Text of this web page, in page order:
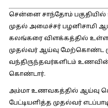
சென்னை சாந்தோம்
முதல் அமைச்சர் பழனிசாமி
கலங்கரை விளக்கத்தில்
முதல்வர் ஆய்வு மேற்கொண்ட
வந்திருந்தவர்களிடம் உணவின்
கொண்டார்.
அம்மா உணவகத்தில் ஆய்வு
பேட்டியளித்த முதல்வர்